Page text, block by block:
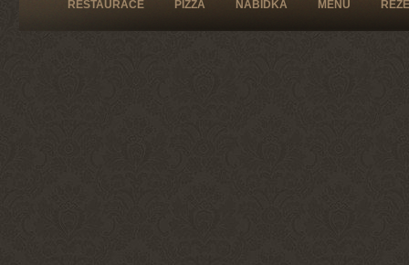
RESTAURACE PIZZA NABÍDKA MENU